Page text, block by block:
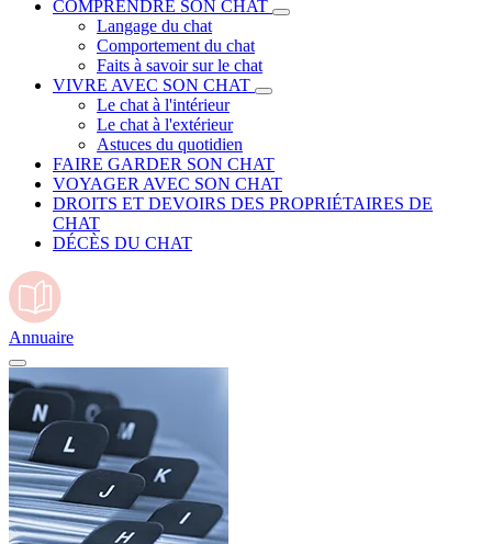
COMPRENDRE SON CHAT
Langage du chat
Comportement du chat
Faits à savoir sur le chat
VIVRE AVEC SON CHAT
Le chat à l'intérieur
Le chat à l'extérieur
Astuces du quotidien
FAIRE GARDER SON CHAT
VOYAGER AVEC SON CHAT
DROITS ET DEVOIRS DES PROPRIÉTAIRES DE
CHAT
DÉCÈS DU CHAT
Annuaire